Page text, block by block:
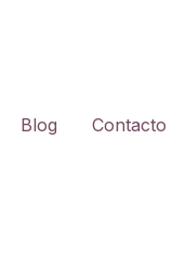
Blog Contacto